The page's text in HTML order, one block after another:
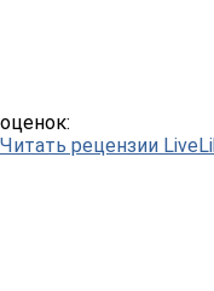
оценок:
Читать рецензии